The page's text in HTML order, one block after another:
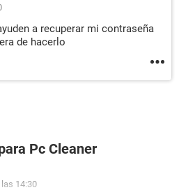
a recuperar mi contraseña
de hacerlo
Pc Cleaner
14:30